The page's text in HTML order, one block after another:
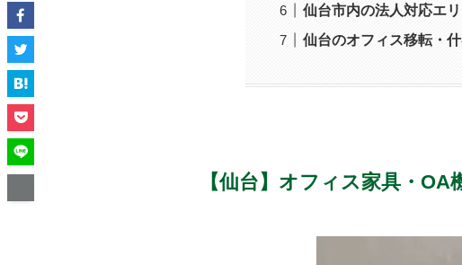
仙台市内の法人対応エ
仙台のオフィス移転・
【仙台】オフィス家具・OA